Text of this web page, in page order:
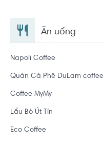
Ăn uống
Napoli Coffee
Quán Cà Phê DuLam coffee
Coffee MyMy
Lẩu Bò Út Tín
Eco Coffee